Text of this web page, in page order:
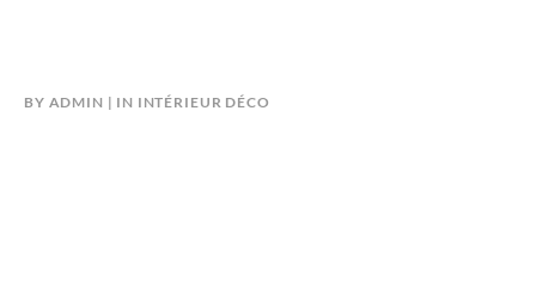
BY ADMIN IN INTÉRIEUR DÉCO